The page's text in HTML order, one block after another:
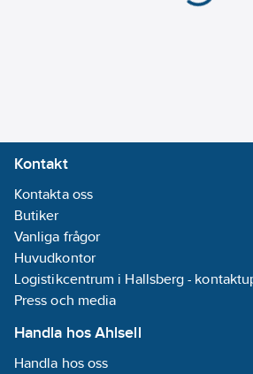
Kontakt
Kontakta oss
Butiker
Vanliga frågor
Huvudkontor
Logistikcentrum i Hallsberg -
Press och media
Handla hos Ahlsell
Handla hos oss